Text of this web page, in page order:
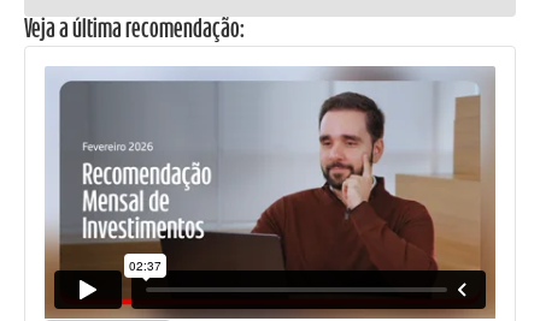
Veja a última recomendação: